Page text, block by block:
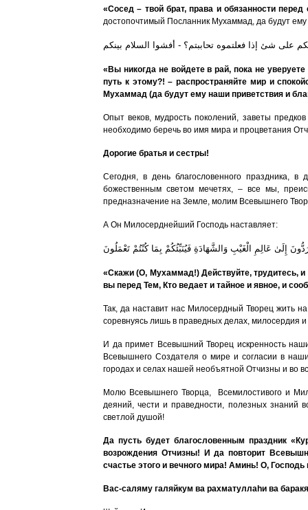
«Сосед – твой брат, права и обязанности
достопочтимый Посланник Мухаммад, да будут
على شئ إذا فعلتموه تحاببتم؟ - أفشوا السلام بينكم
«Вы никогда не войдете в рай, пока не
путь к этому?! – распространяйте мир и
Мухаммад (да будут ему наши приветствия и
Опыт веков, мудрость поколений, заветы
необходимо беречь во имя мира и процветания
Дорогие братья и сестры!
Сегодня, в день благословенного праздника,
божественным светом мечетях, – все мы,
предназначение на Земле, молим Всевышнего
А Он Милосерднейший Господь наставляет:
إِلَىٰ عَالِمِ الْغَيْبِ وَالشَّهَادَةِ فَيُنَبِّئُكُمْ بِمَا كُنْتُمْ تَعْمَلُونَ
«Скажи (О, Мухаммад!) Действуйте, трудитесь,
вы перед Тем, Кто ведает и тайное и явное, и
Так, да наставит нас Милосердный Творец жить
соревнуясь лишь в праведных делах, милосердия
И да примет Всевышний Творец искренность
Всевышнего Создателя о мире и согласии в
городах и селах нашей необъятной Отчизны и во
Молю Всевышнего Творца, Всемилостивого и
деяний, чести и праведности, полезных
светлой душой!
Да пусть будет благословенным праздник
возрождения Отчизны! И да повторит
счастье этого и вечного мира! Аминь! О, Господь
Вас-саляму галяйкум ва рахматуллаhи ва